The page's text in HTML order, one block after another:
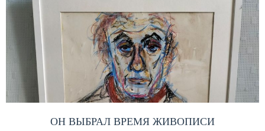
ОН ВЫБРАЛ ВРЕМЯ ЖИВОПИСИ